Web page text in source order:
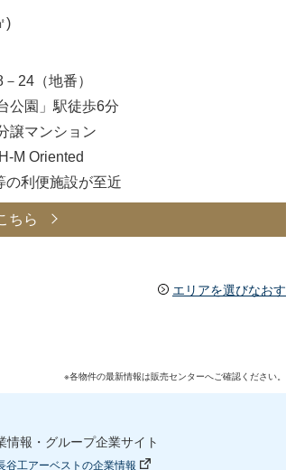
)
24（地番）
公園」駅徒歩6分
譲マンション
M Oriented
利便施設が至近
ちら
エリアを選びなおす
※各物件の最新情報は販売センターへご確認ください。
情報・グループ企業サイト
谷工アーベストの企業情報